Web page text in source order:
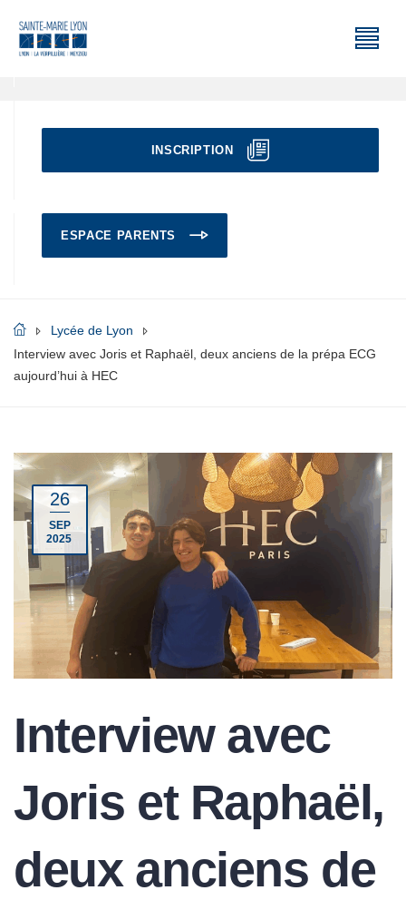
INSCRIPTION
ESPACE PARENTS
Lycée de Lyon
Interview avec Joris et Raphaël, deux anciens de la prépa ECG
aujourd’hui à HEC
26
SEP
2025
Interview avec
Joris et Raphaël,
deux anciens de